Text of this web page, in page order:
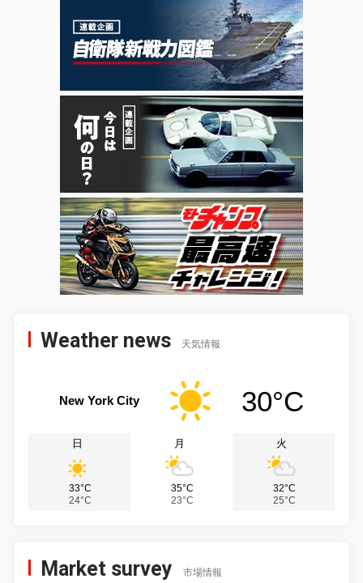
Weather news 天気情報
New York City 30°C
日
33°C
24°C
月
35°C
23°C
火
32°C
25°C
Market survey 市場情報